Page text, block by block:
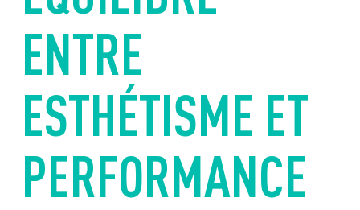
ENTRE
ESTHÉTISME ET
PERFORMANCE